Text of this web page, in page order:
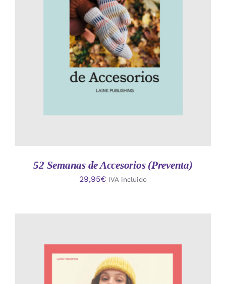
AÑADIR AL CARRITO
/
52 Semanas de Accesorios (Preventa)
29,95€ IVA incluido